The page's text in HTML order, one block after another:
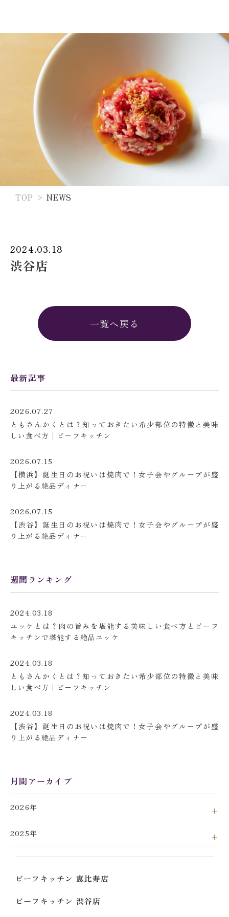
TOP NEWS
2024.03.18
渋谷店
一覧へ戻る
最新記事
2026.07.27
ともさんかくとは？知っておきたい希少部位の特徴と美味
しい食べ方│ビーフキッチン
2026.07.15
【横浜】誕生日のお祝いは焼肉で！女子会やグループが盛
り上がる絶品ディナー
2026.07.15
【渋谷】誕生日のお祝いは焼肉で！女子会やグループが盛
り上がる絶品ディナー
週間ランキング
2024.03.18
ユッケとは？肉の旨みを堪能する美味しい食べ方とビーフ
キッチンで堪能する絶品ユッケ
2024.03.18
ともさんかくとは？知っておきたい希少部位の特徴と美味
しい食べ方│ビーフキッチン
2024.03.18
【渋谷】誕生日のお祝いは焼肉で！女子会やグループが盛
り上がる絶品ディナー
月間アーカイブ
2026年
2025年
ビーフキッチン 恵比寿店
ビーフキッチン 渋谷店